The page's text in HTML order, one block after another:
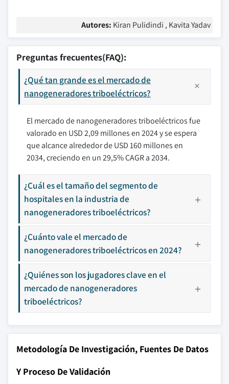
Autores: Kiran Pulidindi , Kavita Yadav
Preguntas frecuentes(FAQ):
¿Qué tan grande es el mercado de
nanogeneradores triboeléctricos?
El mercado de nanogeneradores triboeléctricos fue
valorado en USD 2,09 millones en 2024 y se espera
que alcance alrededor de USD 160 millones en
2034, creciendo en un 29,5% CAGR a 2034.
¿Cuál es el tamaño del segmento de
hospitales en la industria de
nanogeneradores triboeléctricos?
¿Cuánto vale el mercado de
nanogeneradores triboeléctricos en 2024?
¿Quiénes son los jugadores clave en el
mercado de nanogeneradores
triboeléctricos?
Metodología De Investigación, Fuentes De Datos
Y Proceso De Validación